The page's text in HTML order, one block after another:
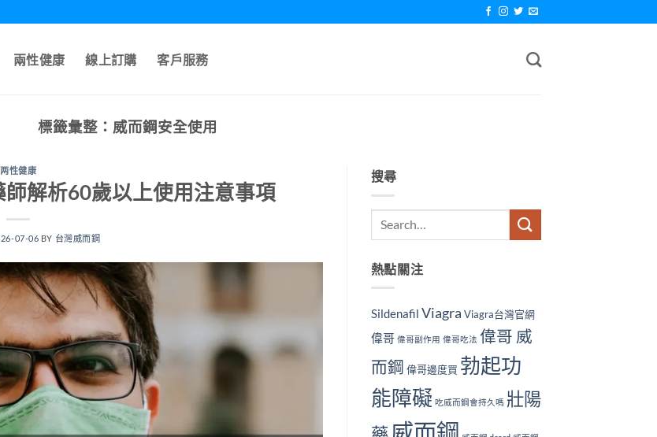
兩性健康 線上訂購 客戶服務
標籤彙整： 威而鋼安全使用
两性健康
解析60歲以上使用注意事項
07-06 BY 台灣威而鋼
搜尋
熱點關注
Sildenafil Viagra Viagra台灣官網
偉哥 偉哥副作用 偉哥吃法 偉哥 威
而鋼 偉哥邊度買 勃起功
能障礙 吃威而鋼會持久嗎 壯陽